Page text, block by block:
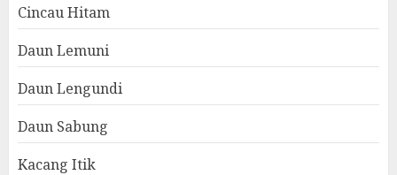
Cincau Hitam
Daun Lemuni
Daun Lengundi
Daun Sabung
Kacang Itik